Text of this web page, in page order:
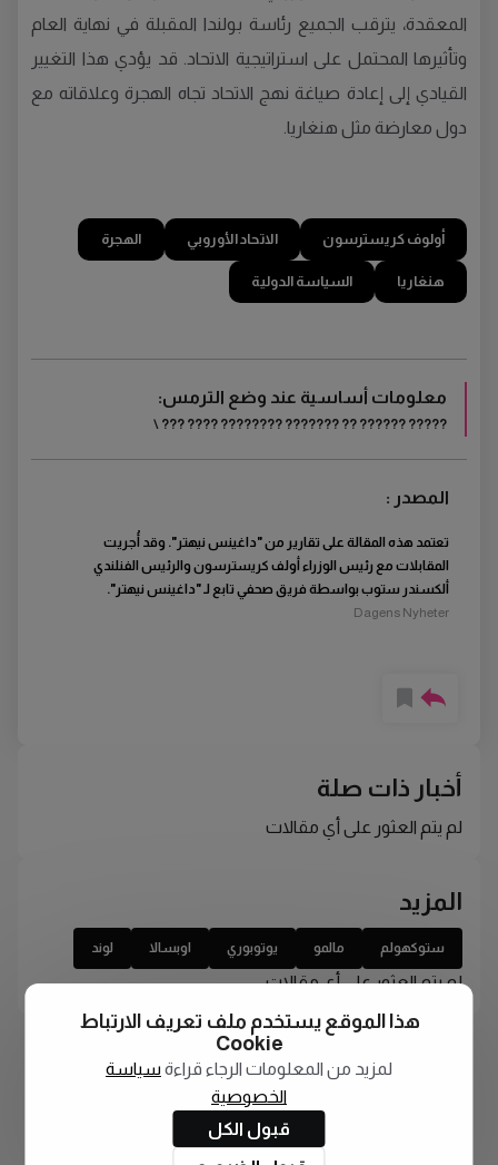
المعقدة، يترقب الجميع رئاسة بولندا المقبلة في نهاية العام
وتأثيرها المحتمل على استراتيجية الاتحاد. قد يؤدي هذا التغيير
القيادي إلى إعادة صياغة نهج الاتحاد تجاه الهجرة وعلاقاته مع
دول معارضة مثل هنغاريا.
أولوف كريسترسون الاتحاد الأوروبي الهجرة
هنغاريا السياسة الدولية
معلومات أساسية عند وضع الترمس:
????? ?????? ?? ??????? ???????? ???? ??? \
المصدر :
تعتمد هذه المقالة على تقارير من "داغينس نيهتر". وقد أُجريت
المقابلات مع رئيس الوزراء أولف كريسترسون والرئيس الفنلندي
ألكسندر ستوب بواسطة فريق صحفي تابع لـ "داغينس نيهتر".
Dagens Nyheter
أخبار ذات صلة
لم يتم العثور على أي مقالات
المزيد
ستوكهولم مالمو يوتوبوري اوبسالا لوند
لم يتم العثور على أي مقالات
هذا الموقع يستخدم ملف تعريف الارتباط
Cookie
لمزيد من المعلومات الرجاء قراءة سياسة
الخصوصية
قبول الكل